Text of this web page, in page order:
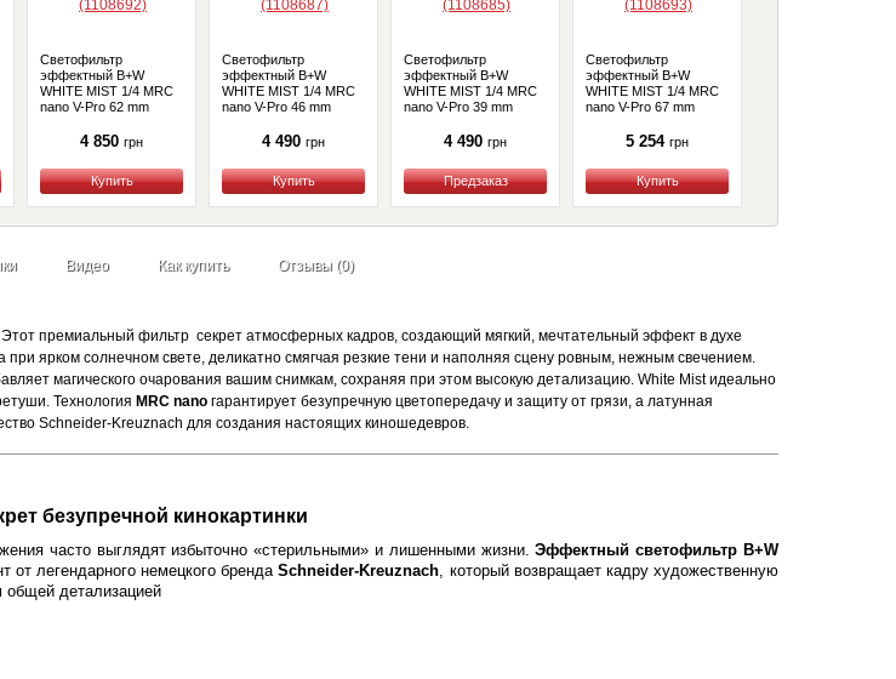
Светофильтр
эффектный B+W
WHITE MIST 1/4 MRC
nano V-Pro 62 mm
4 850 грн
Купить
Светофильтр
эффектный B+W
WHITE MIST 1/4 MRC
nano V-Pro 46 mm
4 490 грн
Купить
Светофильтр
эффектный B+W
WHITE MIST 1/4 MRC
nano V-Pro 39 mm
4 490 грн
Купить
Светофильтр
эффектный B+W
WHITE MIST 1/4 MRC
nano V-Pro 67 mm
5 254 грн
Купить
Видео Как купить Отзывы (0)
Этот премиальный фильтр секрет атмосферных кадров, создающий мягкий, мечтательный эффект в духе
при ярком солнечном свете, деликатно смягчая резкие тени и наполняя сцену ровным, нежным свечением.
магического очарования вашим снимкам, сохраняя при этом высокую детализацию. White Mist идеально
Технология MRC nano гарантирует безупречную цветопередачу и защиту от грязи, а латунная
Schneider-Kreuznach для создания настоящих киношедевров.
безупречной кинокартинки
часто выглядят избыточно «стерильными» и лишенными жизни.Эффектный светофильтр B+W
от легендарного немецкого брендаSchneider-Kreuznach, который возвращает кадру художественную
общей детализацией